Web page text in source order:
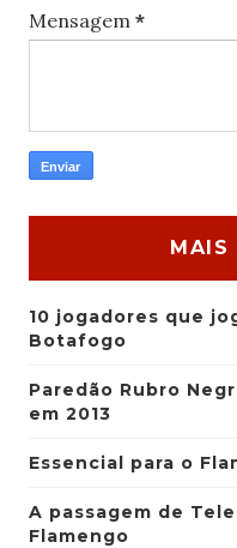
Mensagem *
MAIS
10 jogadores que
Botafogo
Paredão Rubro
em 2013
Essencial para o
A passagem de
Flamengo